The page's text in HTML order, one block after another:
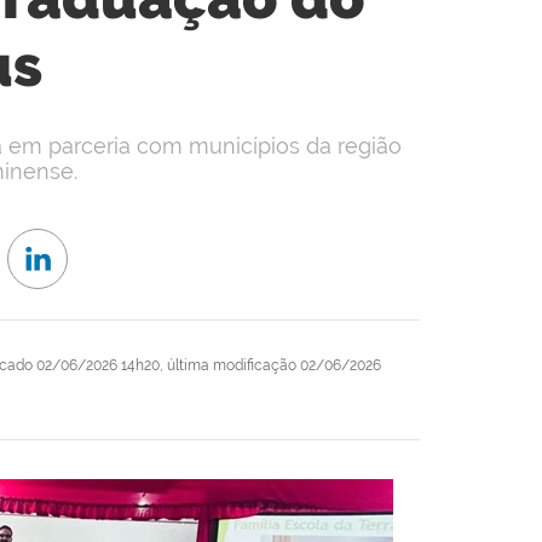
02/06/2026 14h20, última modificação 02/06/2026
parceria com municípios da região